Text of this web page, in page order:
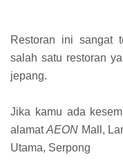
Restoran ini sangat
salah satu restoran
jepang.
Jika kamu ada
alamatAEON Mall,
Utama, Serpong